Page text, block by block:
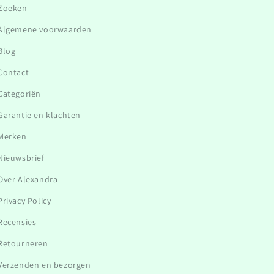
voorwaarden
en klachten
Alexandra
Policy
en bezorgen